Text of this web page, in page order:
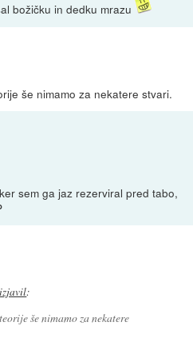
božičku in dedku mrazu
še nimamo za nekatere stvari.
sem ga jaz rezerviral pred tabo,
izjavil:
še nimamo za nekatere